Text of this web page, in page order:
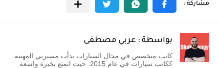
بواسطة : عربي مصطفى
كاتب متخصص في مجال السيارات بدأت مسيرتي المهنية
ككاتب سيارات في عام 2015. حيث اتمتع بخبرة واسعة